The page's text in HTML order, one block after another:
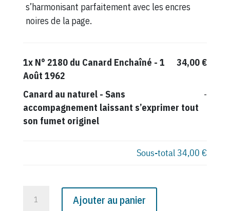
s’harmonisant parfaitement avec les encres
noires de la page.
1x N° 2180 du Canard Enchaîné - 1
Août 1962
34,00 €
Canard au naturel- Sans
accompagnement laissant s’exprimer tout
son fumet originel
-
Sous-total34,00 €
Ajouter au panier